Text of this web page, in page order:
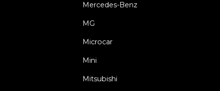
Mercedes-Benz
MG
Microcar
Mini
Mitsubishi